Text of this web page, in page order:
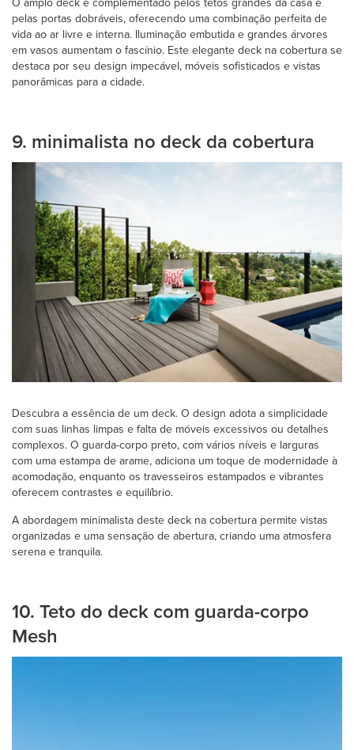
pelas portas dobráveis, oferecendo uma combinação perfeita de
vida ao ar livre e interna. Iluminação embutida e grandes árvores
em vasos aumentam o fascínio. Este elegante deck na cobertura se
destaca por seu design impecável, móveis sofisticados e vistas
panorâmicas para a cidade.
9. minimalista no deck da cobertura
Descubra a essência de um deck. O design adota a simplicidade
com suas linhas limpas e falta de móveis excessivos ou detalhes
complexos. O guarda-corpo preto, com vários níveis e larguras
com uma estampa de arame, adiciona um toque de modernidade à
acomodação, enquanto os travesseiros estampados e vibrantes
oferecem contrastes e equilíbrio.
A abordagem minimalista deste deck na cobertura permite vistas
organizadas e uma sensação de abertura, criando uma atmosfera
serena e tranquila.
10. Teto do deck com guarda-corpo
Mesh